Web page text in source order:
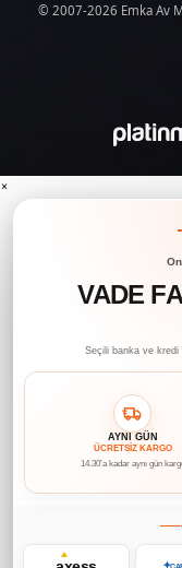
© 2007-2026 Emka Av
×
VADE
Seçili banka ve kredi
AYNI GÜN
ÜCRETSİZ KARGO
14.30’a kadar aynı gün